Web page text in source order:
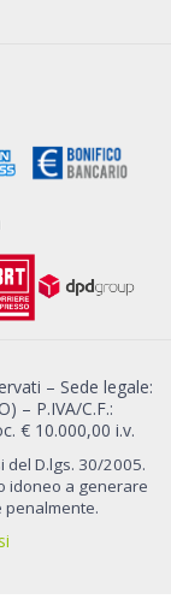
– Sede legale:
– P.IVA/C.F.:
€ 10.000,00 i.v.
D.lgs. 30/2005.
idoneo a generare
penalmente.